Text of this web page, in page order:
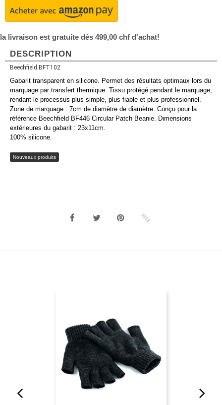
la livraison est gratuite dès 499,00 chf d'achat!
DESCRIPTION
Beechfield BFT102
Gabarit transparent en silicone. Permet des résultats optimaux lors du
marquage par transfert thermique. Tissu protégé pendant le marquage,
rendant le processus plus simple, plus fiable et plus professionnel.
Zone de marquage : 7cm de diamètre de diamètre. Conçu pour la
référence Beechfield BF446 Circular Patch Beanie. Dimensions
extérieures du gabarit : 23x11cm.
100% silicone.
Nouveaux produits